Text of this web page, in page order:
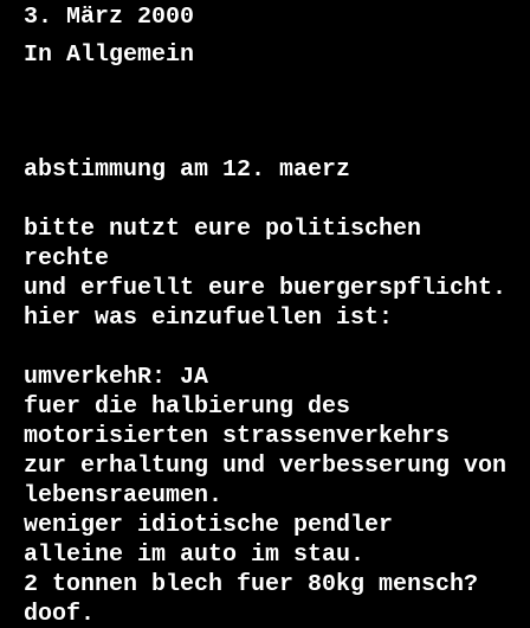
3. März 2000
In Allgemein
abstimmung am 12. maerz
bitte nutzt eure politischen
rechte
und erfuellt eure buergerspflicht.
hier was einzufuellen ist:
umverkehR: JA
fuer die halbierung des
motorisierten strassenverkehrs
zur erhaltung und verbesserung von
lebensraeumen.
weniger idiotische pendler
alleine im auto im stau.
2 tonnen blech fuer 80kg mensch?
doof.